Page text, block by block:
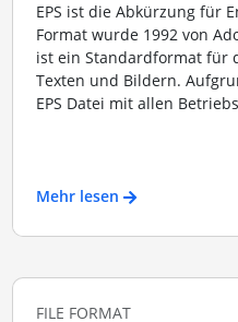
EPS ist die Abkürzung für
Format wurde 1992 von
ist ein Standardformat für
Texten und Bildern.
EPS Datei mit allen
Mehr lesen
FILE FORMAT